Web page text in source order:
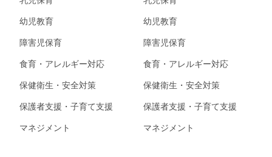
幼児教育
障害児保育
食育・アレルギー対応
保健衛生・安全対策
保護者支援・子育て支援
マネジメント
幼児教育
障害児保育
食育・アレルギー対応
保健衛生・安全対策
保護者支援・子育て支援
マネジメント